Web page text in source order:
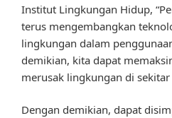
Institut Lingkungan Hidup,
terus mengembangkan
lingkungan dalam
demikian, kita dapat
merusak lingkungan di sekitar
Dengan demikian, dapat